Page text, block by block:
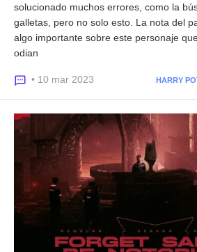
solucionado muchos errores, como la
galletas, pero no solo esto. La nota del
algo importante sobre este personaje
odian
• 10 mar 2023 HARRY